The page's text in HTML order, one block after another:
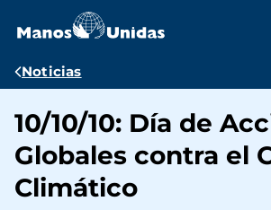
contenido
Ruta
navegación
Noticias
10/10/10: Día de
Globales contra el
Climático